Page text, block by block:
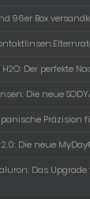
96er Box
Der perfekte
Die neue
Präzision
Die neue
Das